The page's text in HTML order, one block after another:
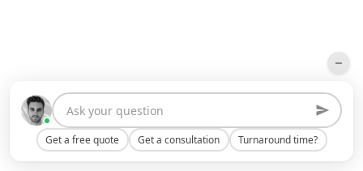
Get a free quote Get a consultation Turnaround time?